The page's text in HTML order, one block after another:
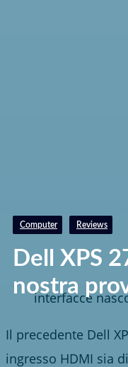
Computer Reviews
Dell XPS
nostra
interfacce
Il precedente Dell
ingresso HDMI sia